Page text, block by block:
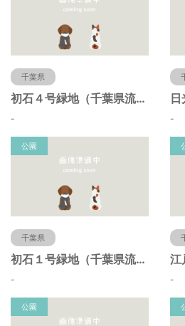
千葉県
初石４号緑地（千葉県流山市）
- -
公園
千葉県
初石１号緑地（千葉県流山市）
- -
公園